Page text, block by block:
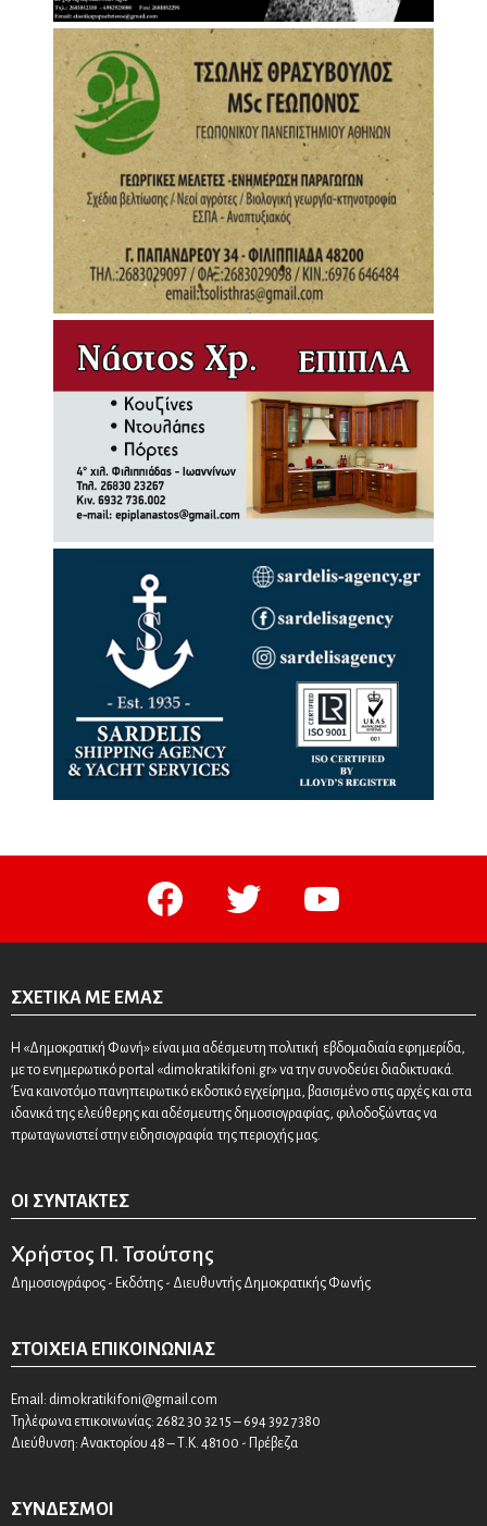
facebook twitter
ΣΧΕΤΙΚΆ ΜΕ ΕΜΆΣ
Η «Δημοκρατική Φωνή» είναι μια αδέσμευτη πολιτική εβδομαδιαία εφημερίδα,
με το ενημερωτικό portal «dimokratikifoni.gr» να την συνοδεύει διαδικτυακά.
Ένα καινοτόμο πανηπειρωτικό εκδοτικό εγχείρημα, βασισμένο στις αρχές και στα
ιδανικά της ελεύθερης και αδέσμευτης δημοσιογραφίας, φιλοδοξώντας να
πρωταγωνιστεί στην ειδησιογραφία της περιοχής μας.
ΟΙ ΣΥΝΤΆΚΤΕΣ
Χρήστος Π. Τσούτσης
Δημοσιογράφος - Εκδότης - Διευθυντής Δημοκρατικής Φωνής
ΣΤΟΙΧΕΊΑ ΕΠΙΚΟΙΝΩΝΊΑΣ
Email: dimokratikifoni@gmail.com
Τηλέφωνα επικοινωνίας: 2682 30 32 15 – 694 392 7380
Διεύθυνση: Ανακτορίου 48 – Τ.Κ. 48100 - Πρέβεζα
ΣΎΝΔΕΣΜΟΙ